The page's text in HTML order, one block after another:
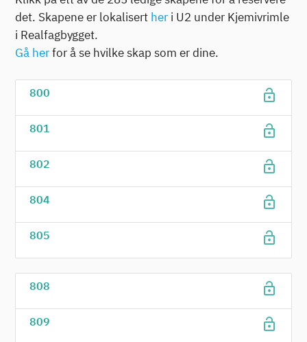
det. Skapene er lokalisert her i U2 under Kjemivrimle
i Realfagbygget.
Gå her for å se hvilke skap som er dine.
800 lock_open
801 lock_open
802 lock_open
804 lock_open
805 lock_open
808 lock_open
809 lock_open